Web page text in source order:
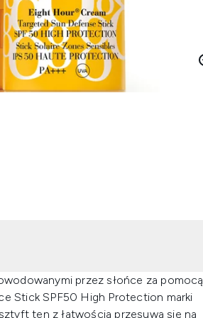
przez słońce za pomocą
Stick SPF50 High Protection marki
ten z łatwością przesuwa się na